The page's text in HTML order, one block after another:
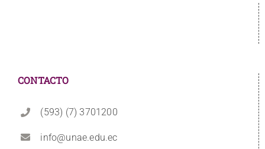
CONTACTO
(593) (7) 3701200
info@unae.edu.ec